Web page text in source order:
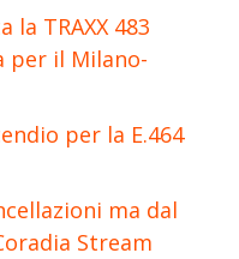
la TRAXX 483
per il Milano-
per la E.464
ma dal
Stream